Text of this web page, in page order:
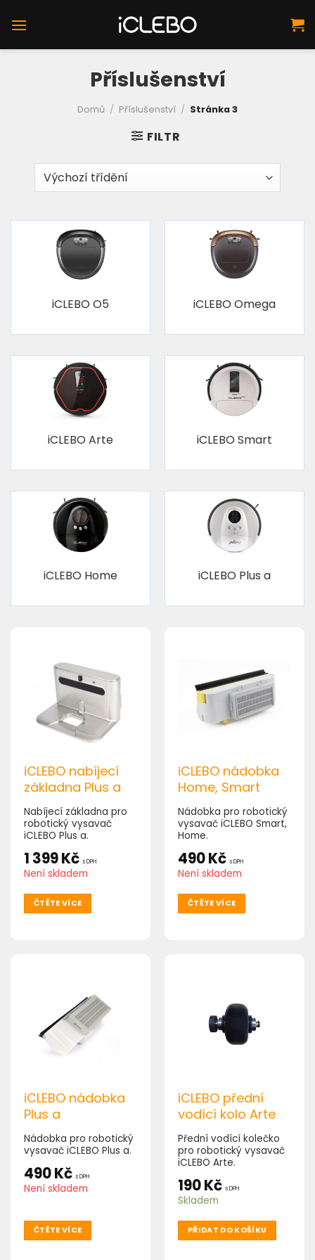
na
Příslušenství
Domů / Příslušenství / Stránka 3
FILTR
iCLEBO O5 iCLEBO Omega
iCLEBO Arte iCLEBO Smart
iCLEBO Home iCLEBO Plus a
iCLEBO nabíjecí
základna Plus a
Nabíjecí základna pro
robotický vysavač
iCLEBO Plus a.
1 399Kč s DPH
Není skladem
ČTĚTE VÍCE
iCLEBO nádobka
Home, Smart
Nádobka pro robotický
vysavač iCLEBO Smart,
Home.
490Kč s DPH
Není skladem
ČTĚTE VÍCE
iCLEBO nádobka
Plus a
Nádobka pro robotický
vysavač iCLEBO Plus a.
490Kč s DPH
Není skladem
ČTĚTE VÍCE
iCLEBO přední
vodící kolo Arte
Přední vodící kolečko
pro robotický vysavač
iCLEBO Arte.
190Kč s DPH
Skladem
PŘIDAT DO KOŠÍKU